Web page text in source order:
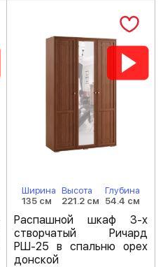
Ширина
135 см
Высота
221.2 см
Глубина
54.4 см
Распашной шкаф 3-х
створчатый Ричард
РШ-25 в спальню орех
донской